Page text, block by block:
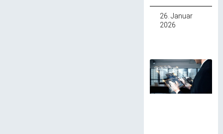
26. Januar
2026